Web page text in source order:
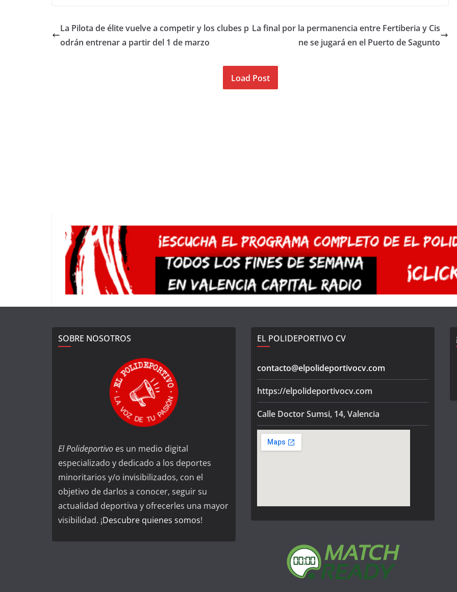
La Pilota de élite vuelve a competir y los clubes p
odrán entrenar a partir del 1 de marzo
La final por la permanencia entre Fertiberia y Cis
ne se jugará en el Puerto de Sagunto
Load Post
SOBRE NOSOTROS
El Polideportivo es un medio digital
especializado y dedicado a los deportes
minoritarios y/o invisibilizados, con el
objetivo de darlos a conocer, seguir su
actualidad deportiva y ofrecerles una mayor
visibilidad. ¡Descubre quienes somos!
EL POLIDEPORTIVO CV
contacto@elpolideportivocv.com
https://elpolideportivocv.com
Calle Doctor Sumsi, 14, Valencia